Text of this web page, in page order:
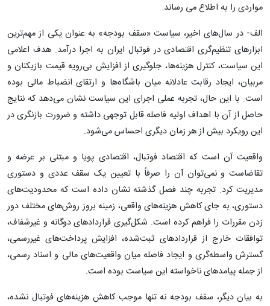
مواردی را به اطلاع می رساند.
الف- در سال‌های اخیر، سیاست «سقف بودجه» به عنوان یکی از مهم‌ترین
ابزارهای تنظیم‌گری اقتصادی در فوتبال ایران به اجرا درآمد. هدف اعلامی
این سیاست، کنترل هزینه‌ها، جلوگیری از افزایش بی‌رویه قیمت بازیکنان و
مربیان، ایجاد رقابت عادلانه میان باشگاه‌ها و ارتقای انضباط مالی بوده
است. با این حال، تجربه عملی اجرای این سیاست نشان می‌دهد که نتایج
حاصل از آن با اهداف اولیه فاصله قابل توجهی داشته و ضرورت بازنگری در
این رویکرد بیش از هر زمان دیگری احساس می‌شود.
واقعیت آن است که اقتصاد فوتبال، اقتصادی پویا و مبتنی بر عرضه و
تقاضاست و نمی‌توان آن را صرفاً با تعیین یک سقف عددی و دستوری
مدیریت کرد. تجربه چند فصل گذشته نشان داده است که محدودیت‌های
دستوری، به جای کاهش هزینه‌های واقعی، زمینه بروز روش‌های مختلف دور
زدن مقررات را فراهم کرده است. شکل‌گیری قراردادهای دوگانه ‌و غیرشفاف،
توافقات خارج از قراردادهای ثبت‌شده، افزایش پرداخت‌های غیررسمی،
گسترش واسطه‌گری و ایجاد فاصله میان واقعیت‌های مالی و اسناد رسمی،
از جمله پیامدهای ناخواسته این سیاست بوده است.
به بیان دیگر، سقف بودجه نه تنها موجب کاهش هزینه‌های فوتبال نشده،